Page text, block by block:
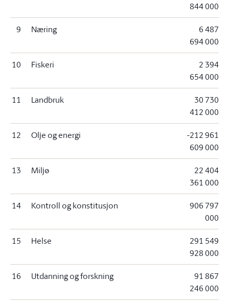
844 000
9 Næring
6 487
694 000
10 Fiskeri
2 394
654 000
11 Landbruk
30 730
412 000
12 Olje og energi
-212 961
609 000
13 Miljø
22 404
361 000
14 Kontroll og konstitusjon
906 797
000
15 Helse
291 549
928 000
16 Utdanning og forskning
91 867
246 000